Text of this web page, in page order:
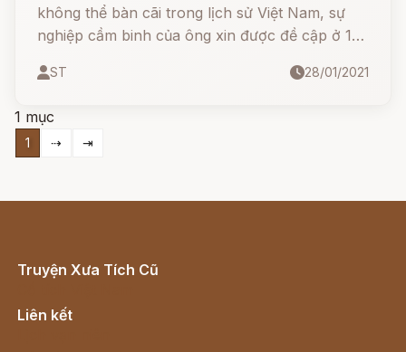
không thể bàn cãi trong lịch sử Việt Nam, sự
nghiệp cầm binh của ông xin được đề cập ở 1
bạn một câu chuyện về tên giặc Phạm Nhan -
quân Mông Nguyên xâm lược
ST 28/01/2021
1 mục
1 ⇢ ⇥
Truyện Xưa Tích Cũ
Liên kết